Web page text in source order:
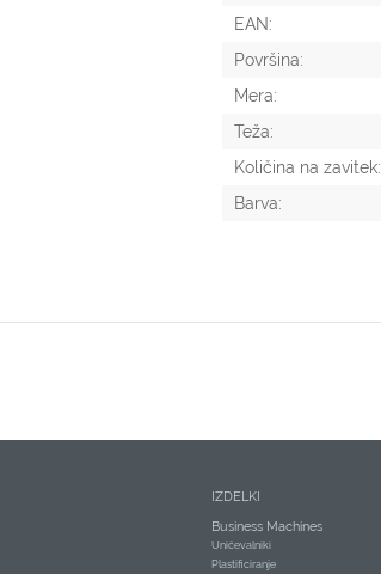
EAN:
Površina:
Mera:
Teža:
Količina na zavitek:
Barva:
IZDELKI
Business Machines
Uničevalniki
Plastificiranje